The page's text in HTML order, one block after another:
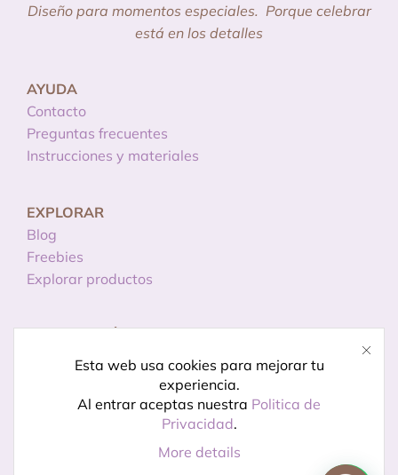
Esta web usa cookies para mejorar tu
experiencia.
Al entrar aceptas nuestra Politica de
Privacidad.
More details
Diseño para momentos especiales. Porque celebrar
está en los detalles
AYUDA
Contacto
Preguntas frecuentes
Instrucciones y materiales
EXPLORAR
Blog
Freebies
Explorar productos
Licencias de uso
Política de privacidad
Aviso legal